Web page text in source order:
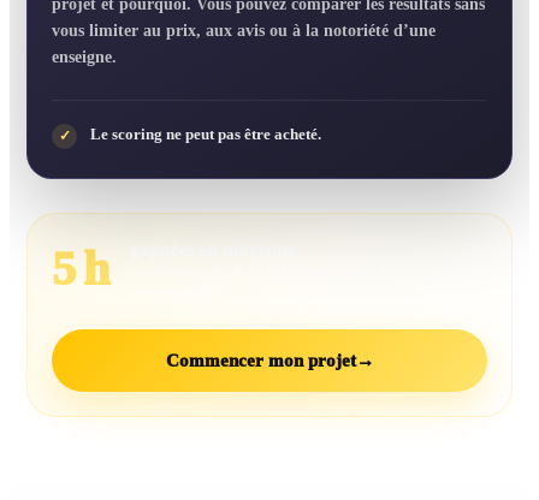
projet et pourquoi. Vous pouvez comparer les résultats sans
vous limiter au prix, aux avis ou à la notoriété d’une
enseigne.
✓ Le scoring ne peut pas être acheté.
5 h
Commencer mon projet→